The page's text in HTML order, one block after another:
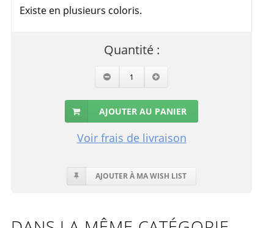
Existe en plusieurs coloris.
Quantité :
AJOUTER AU PANIER
Voir frais de livraison
AJOUTER À MA WISH LIST